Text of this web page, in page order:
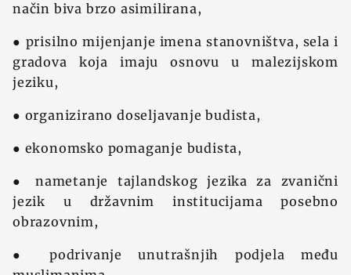
način biva brzo asimilirana,
● prisilno mijenjanje imena stanovništva, sela i
gradova koja imaju osnovu u malezijskom
jeziku,
● organizirano doseljavanje budista,
● ekonomsko pomaganje budista,
● nametanje tajlandskog jezika za zvanični
jezik u državnim institucijama posebno
obrazovnim,
● podrivanje unutrašnjih podjela među